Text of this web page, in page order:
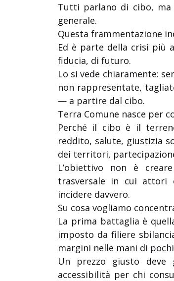
Tutti parlano di cibo,
generale.
Questa frammentazione
Ed è parte della crisi più
fiducia, di futuro.
Lo si vede chiaramente:
non rappresentate,
— a partire dal cibo.
Terra Comune nasce per
Perché il cibo è il
reddito, salute, giustizia
dei territori,
L’obiettivo non è
trasversale in cui attori
incidere davvero.
Su cosa vogliamo
La prima battaglia è
imposto da filiere
margini nelle mani di
Un prezzo giusto deve
accessibilità per chi